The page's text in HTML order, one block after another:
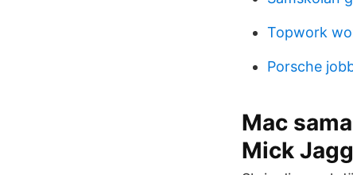
Topwork
Porsche
Mac
Mick